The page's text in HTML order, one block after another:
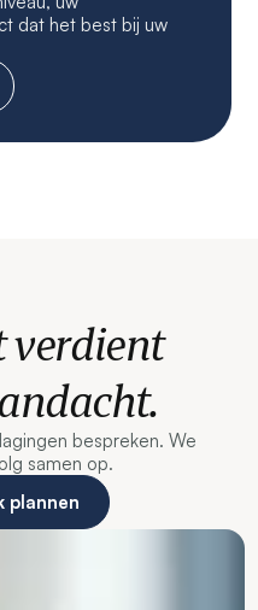
dat het best bij uw
verdient
bespreken. We
samen op.
plannen